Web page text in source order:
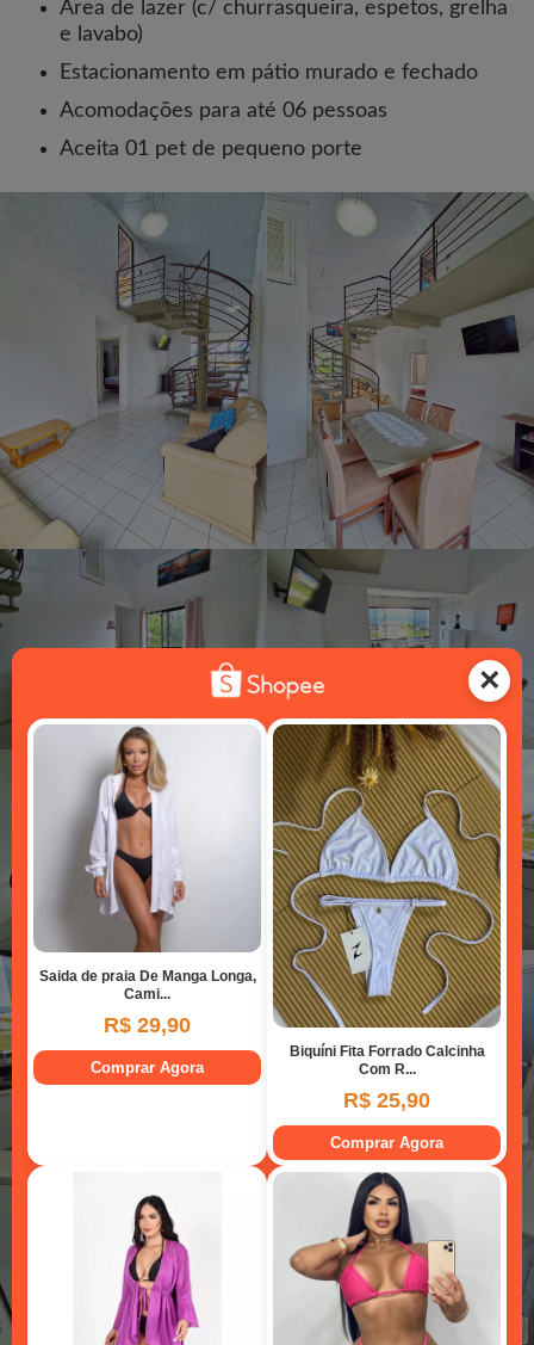
Área de lazer (c/ churrasqueira, espetos, grelha
e lavabo)
Estacionamento em pátio murado e fechado
Acomodações para até 06 pessoas
Aceita 01 pet de pequeno porte
Banheiro social
Dormitório 01 Dormitório 02